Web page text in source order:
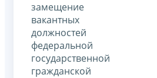
замещение
вакантных
должностей
федеральной
государственной
гражданской